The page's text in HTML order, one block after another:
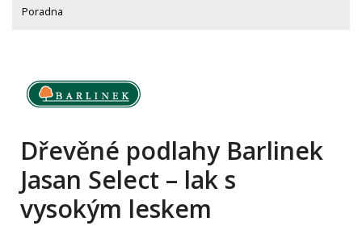
Poradna
Dřevěné podlahy Barlinek
Jasan Select – lak s
vysokým leskem